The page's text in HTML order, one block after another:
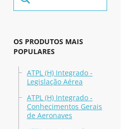
OS PRODUTOS MAIS
POPULARES
ATPL (H) Integrado -
Legislação Aérea
ATPL (H) Integrado -
Conhecimentos Gerais
de Aeronaves